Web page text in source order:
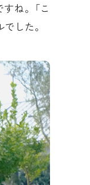
ね。「こ
した。